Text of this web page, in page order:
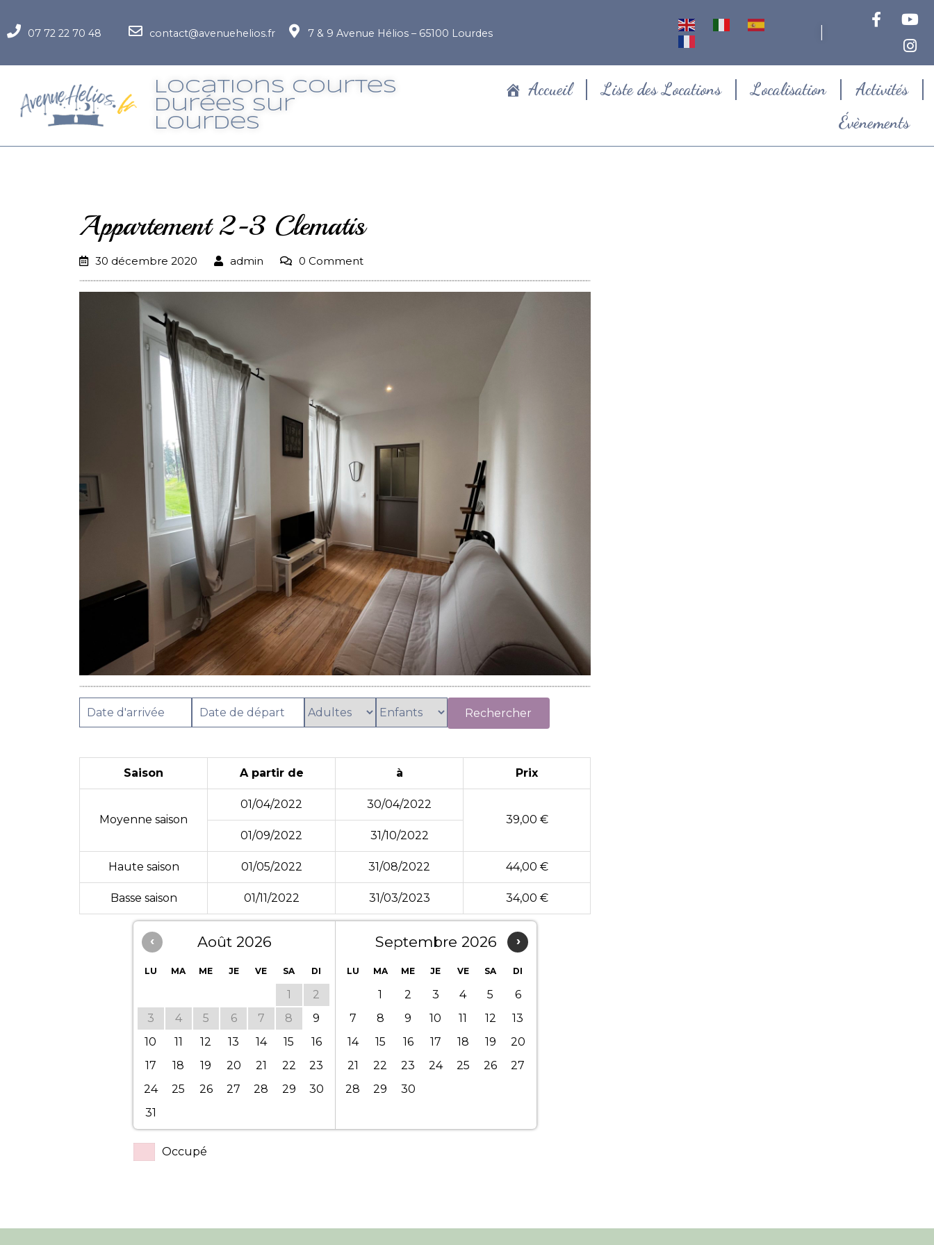
07 72 22 70 48 contact@avenuehelios.fr 7 & 9 Avenue Hélios – 65100 Lourdes |
Locations Courtes
Durées Sur
LourdeS
Accueil Liste des Locations Localisation
Activités
Évènements
Appartement 2-3 Clematis
30 décembre 2020 admin 0 Comment
Saison A partir de à Prix
Moyenne saison
01/04/2022
30/04/2022
39,00 €
01/09/2022
31/10/2022
Haute saison 01/05/2022 31/08/2022 44,00 €
Basse saison 01/11/2022 31/03/2023 34,00 €
‹ ›
Août 2026
LU MA ME JE VE SA DI
1
2
3
4 5 6 7 8
9
10
11 12 13 14 15
16
17
18 19 20 21 22
23
24
25 26 27 28 29
30
31
Septembre 2026
LU MA ME JE VE SA DI
1 2 3 4 5
6
7
8 9 10 11 12
13
14
15 16 17 18 19
20
21
22 23 24 25 26
27
28
29 30
Occupé